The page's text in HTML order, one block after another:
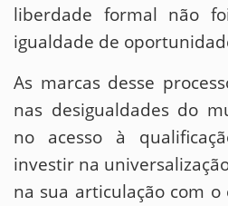
liberdade formal não
igualdade de
As marcas desse
nas desigualdades do
no acesso à
investir na
na sua articulação com